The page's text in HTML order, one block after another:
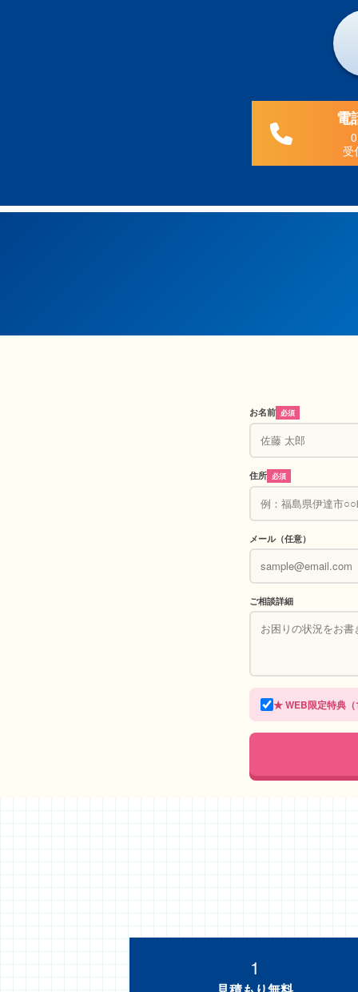
電
受
お名前 必須
住所 必須
メール（任意）
ご相談詳細
★ WEB限定特典（
1